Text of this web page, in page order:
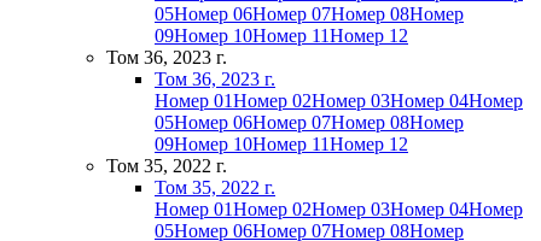
05Номер 06Номер 07Номер 08Номер
09Номер 10Номер 11Номер 12
Том 36, 2023 г.
Том 36, 2023 г.
Номер 01Номер 02Номер 03Номер 04Номер
05Номер 06Номер 07Номер 08Номер
09Номер 10Номер 11Номер 12
Том 35, 2022 г.
Том 35, 2022 г.
Номер 01Номер 02Номер 03Номер 04Номер
05Номер 06Номер 07Номер 08Номер